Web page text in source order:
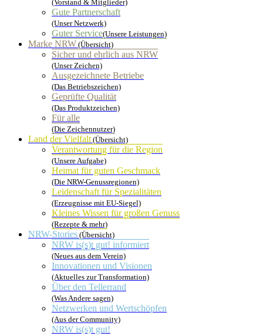
(Vorstand & Mitglieder)
Gute Partnerschaft
(Unser Netzwerk)
Guter Service(Unsere Leistungen)
Marke NRW (Übersicht)
Sicher und ehrlich aus NRW
(Unser Zeichen)
Ausgezeichnete Betriebe
(Das Betriebszeichen)
Geprüfte Qualität
(Das Produktzeichen)
Für alle
(Die Zeichennutzer)
Land der Vielfalt(Übersicht)
Verantwortung für die Region
(Unsere Aufgabe)
Heimat für guten Geschmack
(Die NRW-Genussregionen)
Leidenschaft für Spezialitäten
(Erzeugnisse mit EU-Siegel)
Kleines Wissen für großen Genuss
(Rezepte & mehr)
NRW-Stories (Übersicht)
NRW is(s)t gut! informiert
(Neues aus dem Verein)
Innovationen und Visionen
(Aktuelles zur Transformation)
Über den Tellerrand
(Was Andere sagen)
Netzwerken und Wertschöpfen
(Aus der Community)
NRW is(s)t gut!